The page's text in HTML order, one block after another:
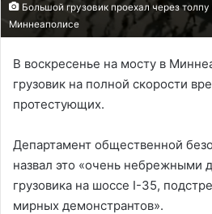
Большой грузовик проехал через
Миннеаполисе
В воскресенье на мосту в
грузовик на полной скорости
протестующих.
Департамент общественной
назвал это «очень небрежными
грузовика на шоссе I-35,
мирных демонстрантов».